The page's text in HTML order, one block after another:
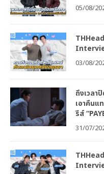
05/08/
03/08/
ถึงเวลา
เอาคืนแ
รีส์
31/07/